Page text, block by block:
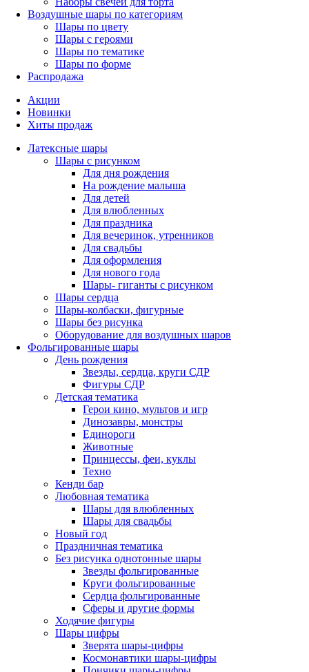
Воздушные шары по категориям
Шары по цвету
Шары с героями
Шары по тематике
Шары по форме
Распродажа
Акции
Новинки
Хиты продаж
Латексные шары
Шары с рисунком
Для дня рождения
На рождение малыша
Для детей
Для влюбленных
Для праздника
Для вечеринок, утренников
Для свадьбы
Для оформления
Для нового года
Шары- гиганты с рисунком
Шары сердца
Шары-колбаски, фигурные
Шары без рисунка
Оборудование для воздушных шаров
Фольгированные шары
День рождения
Звезды, сердца, круги СДР
Фигуры СДР
Детская тематика
Герои кино, мультов и игр
Динозавры, монстры
Единороги
Животные
Принцессы, феи, куклы
Техно
Кенди бар
Любовная тематика
Шары для влюбленных
Шары для свадьбы
Новый год
Праздничная тематика
Без рисунка однотонные шары
Звезды фольгированные
Круги фольгированные
Сердца фольгированные
Сферы и другие формы
Ходячие фигуры
Шары цифры
Зверята шары-цифры
Космонавтики шары-цифры